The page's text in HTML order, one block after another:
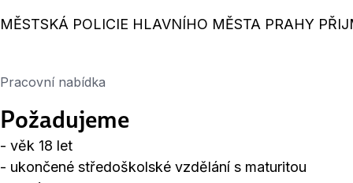
MĚSTSKÁ POLICIE HLAVNÍHO MĚSTA PRAHY
Pracovní nabídka
Požadujeme
- věk 18 let
- ukončené středoškolské vzdělání s maturitou